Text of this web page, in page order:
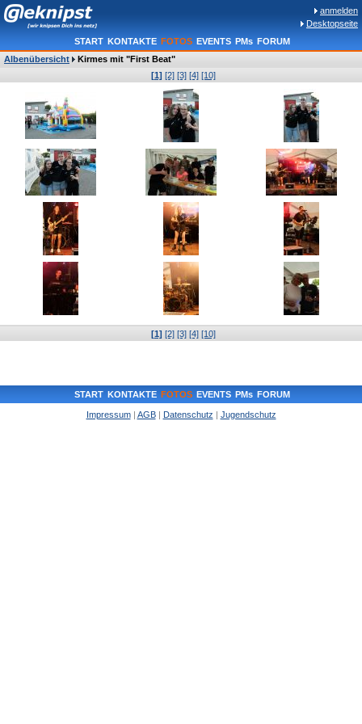
anmelden
Desktopseite
START KONTAKTE FOTOS EVENTS PMs FORUM
Albenübersicht
Kirmes mit "First Beat"
[1] [2] [3] [4] [10]
[1] [2] [3] [4] [10]
START KONTAKTE FOTOS EVENTS PMs FORUM
Impressum| AGB| Datenschutz | Jugendschutz